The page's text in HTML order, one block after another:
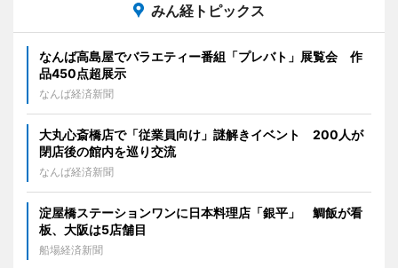
みん経トピックス
なんば高島屋でバラエティー番組「プレバト」展覧会 作
品450点超展示
なんば経済新聞
大丸心斎橋店で「従業員向け」謎解きイベント 200人が
閉店後の館内を巡り交流
なんば経済新聞
淀屋橋ステーションワンに日本料理店「銀平」 鯛飯が看
板、大阪は5店舗目
船場経済新聞